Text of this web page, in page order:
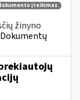
įteikimas
žinyno